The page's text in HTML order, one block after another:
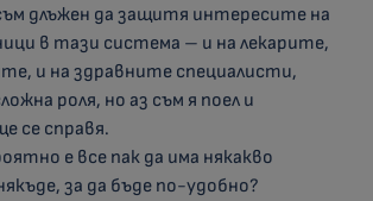
длъжен да защитя интересите на
в тази система – и на лекарите,
и на здравните специалисти,
роля, но аз съм я поел и
се справя.
е все пак да има някакво
за да бъде по-удобно?